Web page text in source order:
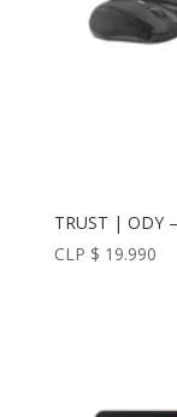
TRUST | ODY
CLP $ 19.990